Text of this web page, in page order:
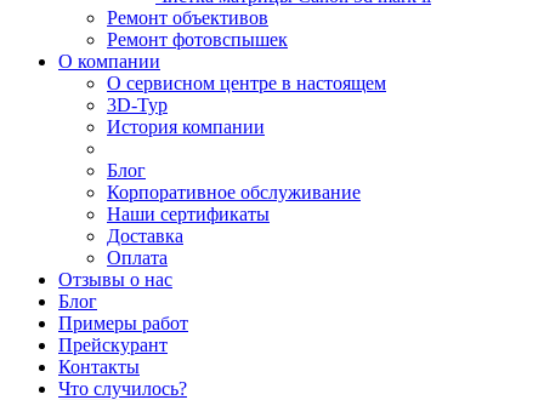
Ремонт объективов
Ремонт фотовспышек
О компании
О сервисном центре в настоящем
3D-Тур
История компании
Блог
Корпоративное обслуживание
Наши сертификаты
Доставка
Оплата
Отзывы о нас
Блог
Примеры работ
Прейскурант
Контакты
Что случилось?